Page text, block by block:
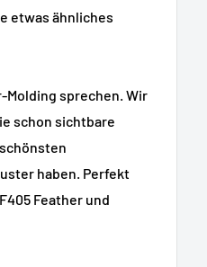
etwas ähnliches
Molding sprechen. Wir
schon sichtbare
haben. Perfekt
Feather und